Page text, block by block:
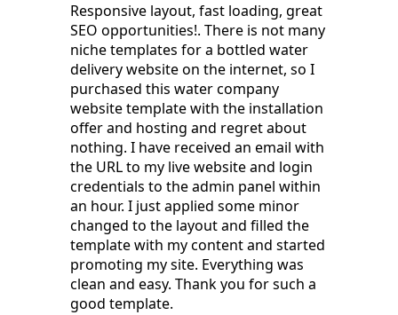
Responsive layout, fast loading, great
SEO opportunities!. There is not many
niche templates for a bottled water
delivery website on the internet, so I
purchased this water company
website template with the installation
offer and hosting and regret about
nothing. I have received an email with
the URL to my live website and login
credentials to the admin panel within
an hour. I just applied some minor
changed to the layout and filled the
template with my content and started
promoting my site. Everything was
clean and easy. Thank you for such a
good template.